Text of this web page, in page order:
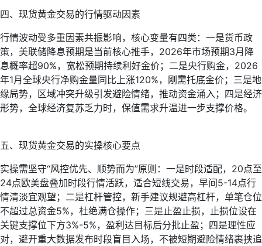
四、现货黄金交易的行情驱动因素
行情波动受多重因素共振影响，核心变量有四类：一是货币政
策，美联储降息预期是当前核心推手，2026年市场预期3月降
息概率超90%，宽松预期持续利好金价；二是央行购金，2026
年1月全球央行净购金量同比上涨120%，刚需托底金价；三是地
缘局势，区域冲突升级引发避险情绪，推动资金涌入；四是经济
形势，全球经济复苏乏力时，保值需求升温进一步支撑价格。
五、现货黄金交易的实操核心要点
实操需坚守“风控优先、顺势而为”原则：一是时段适配，20点至
24点欧美盘叠加时段行情活跃，适合短线交易，早间5-14点行
情清淡宜观望；二是杠杆管控，新手建议规避高杠杆，单笔仓位
不超过总资金5%，杜绝满仓操作；三是止盈止损，止损位设在
关键支撑位下方3%-5%，盈利达目标后分批止盈；四是理性应
对，避开重大数据发布时段盲目入场，不被短期避险情绪裹挟追